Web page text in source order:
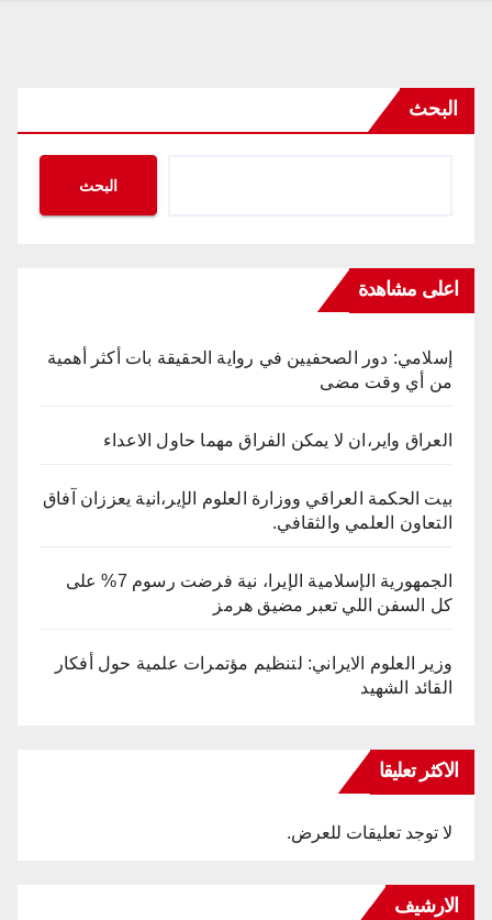
البحث
البحث
اعلى مشاهدة
إسلامي: دور الصحفيين في رواية الحقيقة بات أكثر أهمية
من أي وقت مضى
العراق واير،ان لا يمكن الفراق مهما حاول الاعداء
بيت الحكمة العراقي ووزارة العلوم الإير،انية يعززان آفاق
التعاون العلمي والثقافي.
الجمهورية الإسلامية الإيرا، نية فرضت رسوم 7% على
كل السفن اللي تعبر مضيق هرمز
وزير العلوم الايراني: لتنظيم مؤتمرات علمية حول أفكار
القائد الشهيد
الاكثر تعليقا
لا توجد تعليقات للعرض.
الارشيف